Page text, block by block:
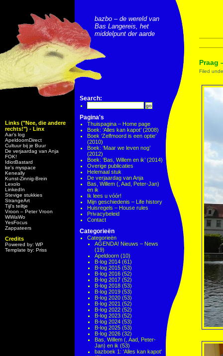
Links ("Nee, die andere
rechts!") - Linx
Aar’s log
ApeldoornDirect
Cultuur bij je Buur
De verjaardag van Anja
FOK!
IdiotBastard
ke's myspace
Keneally
Kunst-Zinnig-Brein
Lexolo
LinkedIn
Stevige stukkies
StrangeArt
Tijl’s teiltje
Vroon – Peter Vroon
WiWaWo
YesFocus
Zappateers
Credits
Powered by: WP
Template by: Priss
bazbo – de wereld van
Bas Langereis, het
middelpunt der aarde
Search:
Pagina's
Thuispagina – Home page
Boek: ‘Alles kan kapot’ (2008)
Boek ‘Zelfmoord is een optie’
(2010)
Boek: ‘Maar we leven nog’
(2012)
Boek: ‘Bas, Willem en ik’ (2014)
Overige publicaties
Helemaal stuk
De verjaardag van Anja
Bas, Willem (, Aad, Peter-Jan)
en ik
Ik lees u vóór!
Mijn geschiedenis – Life history
Huisregels – House rules
Privacybeleid
Contact
Categorieën
Categorieën
AGENDA! Nieuws – News
(19)
Apeldoorn (10)
B-log 2014 (61)
B-log 2015 (53)
B-log 2016 (52)
B-log 2017 (52)
B-log 2018 (53)
B-log 2019 (53)
B-log 2020 (53)
B-log 2021 (52)
B-log 2022 (52)
B-log 2023 (52)
B-log 2024 (53)
B-log 2025 (53)
B-log 2026 (32)
Bas, Willem (, Aad, Peter-
Jan) en ik (53)
bazboek 1: 'Alles kan kapot'
Praag
Filed